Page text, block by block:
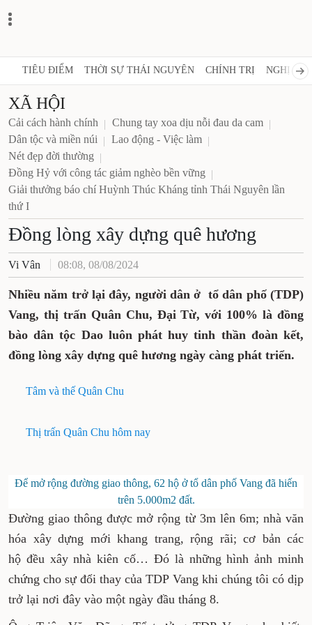
TIÊU ĐIỂM THỜI SỰ THÁI NGUYÊN CHÍNH TRỊ NGHỊ
XÃ HỘI
Cải cách hành chính
Chung tay xoa dịu nỗi đau da cam
Dân tộc và miền núi
Lao động - Việc làm
Nét đẹp đời thường
Đồng Hỷ với công tác giảm nghèo bền vững
Giải thưởng báo chí Huỳnh Thúc Kháng tỉnh Thái Nguyên lần
thứ I
Đồng lòng xây dựng quê hương
Vi Vân 08:08, 08/08/2024
Nhiều năm trở lại đây, người dân ở tổ dân phố (TDP)
Vang, thị trấn Quân Chu, Đại Từ, với 100% là đồng
bào dân tộc Dao luôn phát huy tinh thần đoàn kết,
đồng lòng xây dựng quê hương ngày càng phát triển.
Tâm và thế Quân Chu
Thị trấn Quân Chu hôm nay
Để mở rộng đường giao thông, 62 hộ ở tổ dân phố Vang đã hiến
trên 5.000m2 đất.
Đường giao thông được mở rộng từ 3m lên 6m; nhà văn
hóa xây dựng mới khang trang, rộng rãi; cơ bản các
hộ đều xây nhà kiên cố… Đó là những hình ảnh minh
chứng cho sự đổi thay của TDP Vang khi chúng tôi có dịp
trở lại nơi đây vào một ngày đầu tháng 8.